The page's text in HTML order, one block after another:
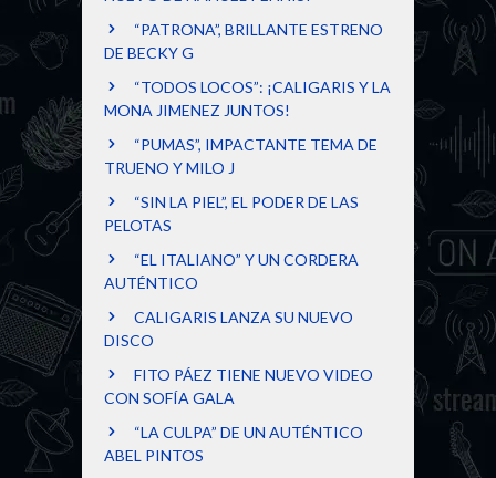
“PATRONA”, BRILLANTE ESTRENO
DE BECKY G
“TODOS LOCOS”: ¡CALIGARIS Y LA
MONA JIMENEZ JUNTOS!
“PUMAS”, IMPACTANTE TEMA DE
TRUENO Y MILO J
“SIN LA PIEL”, EL PODER DE LAS
PELOTAS
“EL ITALIANO” Y UN CORDERA
AUTÉNTICO
CALIGARIS LANZA SU NUEVO
DISCO
FITO PÁEZ TIENE NUEVO VIDEO
CON SOFÍA GALA
“LA CULPA” DE UN AUTÉNTICO
ABEL PINTOS